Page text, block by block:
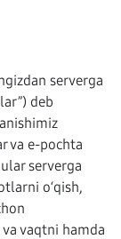
serverga
deb
va e-pochta
serverga
o‘qish,
vaqtni hamda